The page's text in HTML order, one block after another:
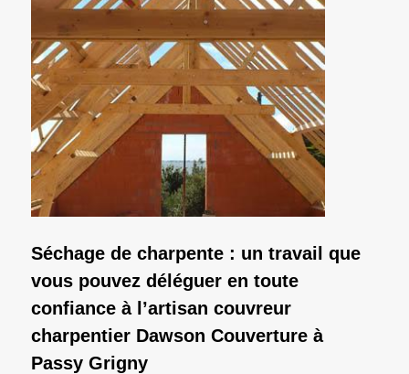
Séchage de charpente : un travail que
vous pouvez déléguer en toute
confiance à l’artisan couvreur
charpentier Dawson Couverture à
Passy Grigny